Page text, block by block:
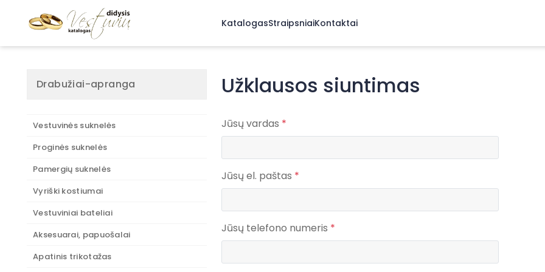
KatalogasStraipsniaiKontaktai
Drabužiai-apranga
Vestuvinės suknelės
Proginės suknelės
Pamergių suknelės
Vyriški kostiumai
Vestuviniai bateliai
Aksesuarai, papuošalai
Apatinis trikotažas
Užklausos siuntimas
Jūsų vardas *
Jūsų el. paštas *
Jūsų telefono numeris *